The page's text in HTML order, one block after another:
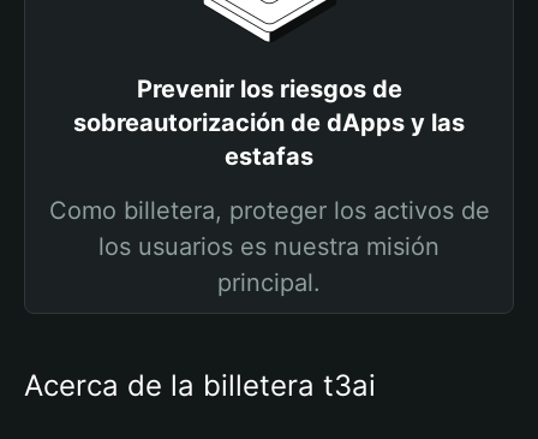
Prevenir los riesgos de
sobreautorización de dApps y las
estafas
Como billetera, proteger los activos de
los usuarios es nuestra misión
principal.
Acerca de la billetera t3ai